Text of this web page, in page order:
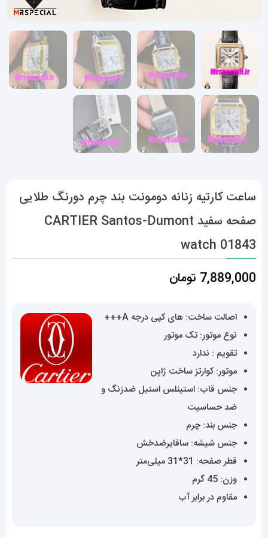
ساعت کارتیه زنانه دومونت بند چرم دورنگ طلایی
صفحه سفید CARTIER Santos-Dumont
watch 01843
7,889,000 تومان
اصالت ساخت: های کپی درجه A+++
نوع موتور: تک موتور
تقویم : ندارد
موتور: کوارتز ساخت ژاپن
جنس قاب: استینلس استیل ضدزنگ و
ضد حساسیت
جنس بند: چرم
جنس شیشه: سافایرضدخش
قطر صفحه: 31*31 میلی‌متر
وزن: 45 گرم
مقاوم در برابر آب